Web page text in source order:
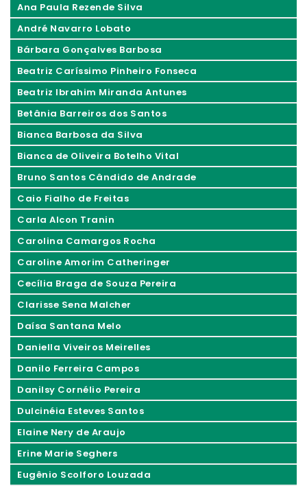
Ana Paula Rezende Silva
André Navarro Lobato
Bárbara Gonçalves Barbosa
Beatriz Caríssimo Pinheiro Fonseca
Beatriz Ibrahim Miranda Antunes
Betânia Barreiros dos Santos
Bianca Barbosa da Silva
Bianca de Oliveira Botelho Vital
Bruno Santos Cândido de Andrade
Caio Fialho de Freitas
Carla Alcon Tranin
Carolina Camargos Rocha
Caroline Amorim Catheringer
Cecília Braga de Souza Pereira
Clarisse Sena Malcher
Daísa Santana Melo
Daniella Viveiros Meirelles
Danilo Ferreira Campos
Danilsy Cornélio Pereira
Dulcinéia Esteves Santos
Elaine Nery de Araujo
Erine Marie Seghers
Eugênio Scolforo Louzada